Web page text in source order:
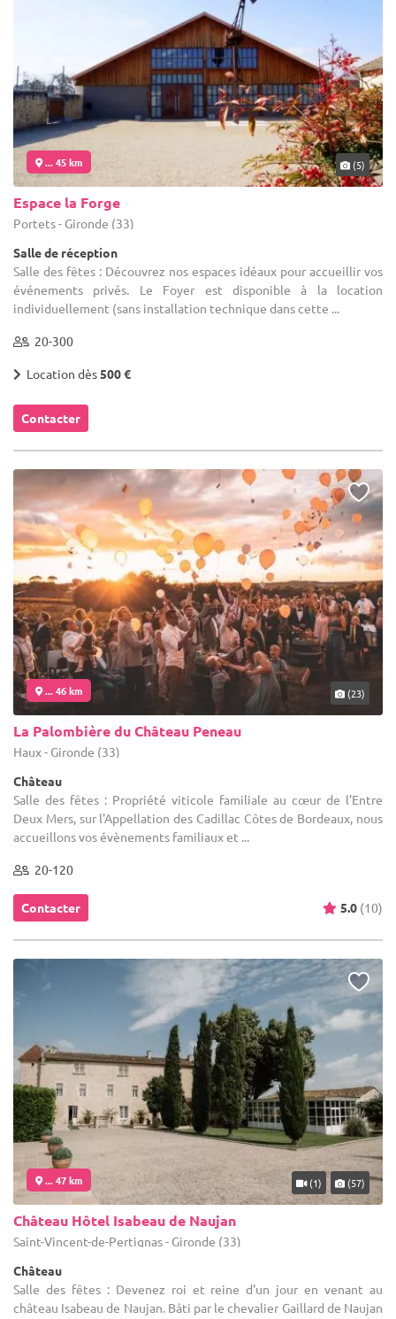
... 45 km (5)
Espace la Forge
Portets - Gironde (33)
Salle de réception
Salle des fêtes : Découvrez nos espaces idéaux pour accueillir vos
événements privés. Le Foyer est disponible à la location
individuellement (sans installation technique dans cette ...
20-300
Location dès500 €
Contacter
... 46 km (23)
La Palombière du Château Peneau
Haux - Gironde (33)
Château
Salle des fêtes : Propriété viticole familiale au cœur de l’Entre
Deux Mers, sur l'Appellation des Cadillac Côtes de Bordeaux, nous
accueillons vos évènements familiaux et ...
20-120
Contacter 5.0 (10)
... 47 km (1) (57)
Château Hôtel Isabeau de Naujan
Saint-Vincent-de-Pertignas - Gironde (33)
Château
Salle des fêtes : Devenez roi et reine d'un jour en venant au
château Isabeau de Naujan. Bâti par le chevalier Gaillard de Naujan